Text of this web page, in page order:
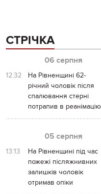
СТРІЧКА
06 серпня
12:32
На Рівненщині 62-
річний чоловік після
спалювання стерні
потрапив в реанімацію
05 серпня
13:13
На Рівненщині під час
пожежі післяжнивних
залишків чоловік
отримав опіки